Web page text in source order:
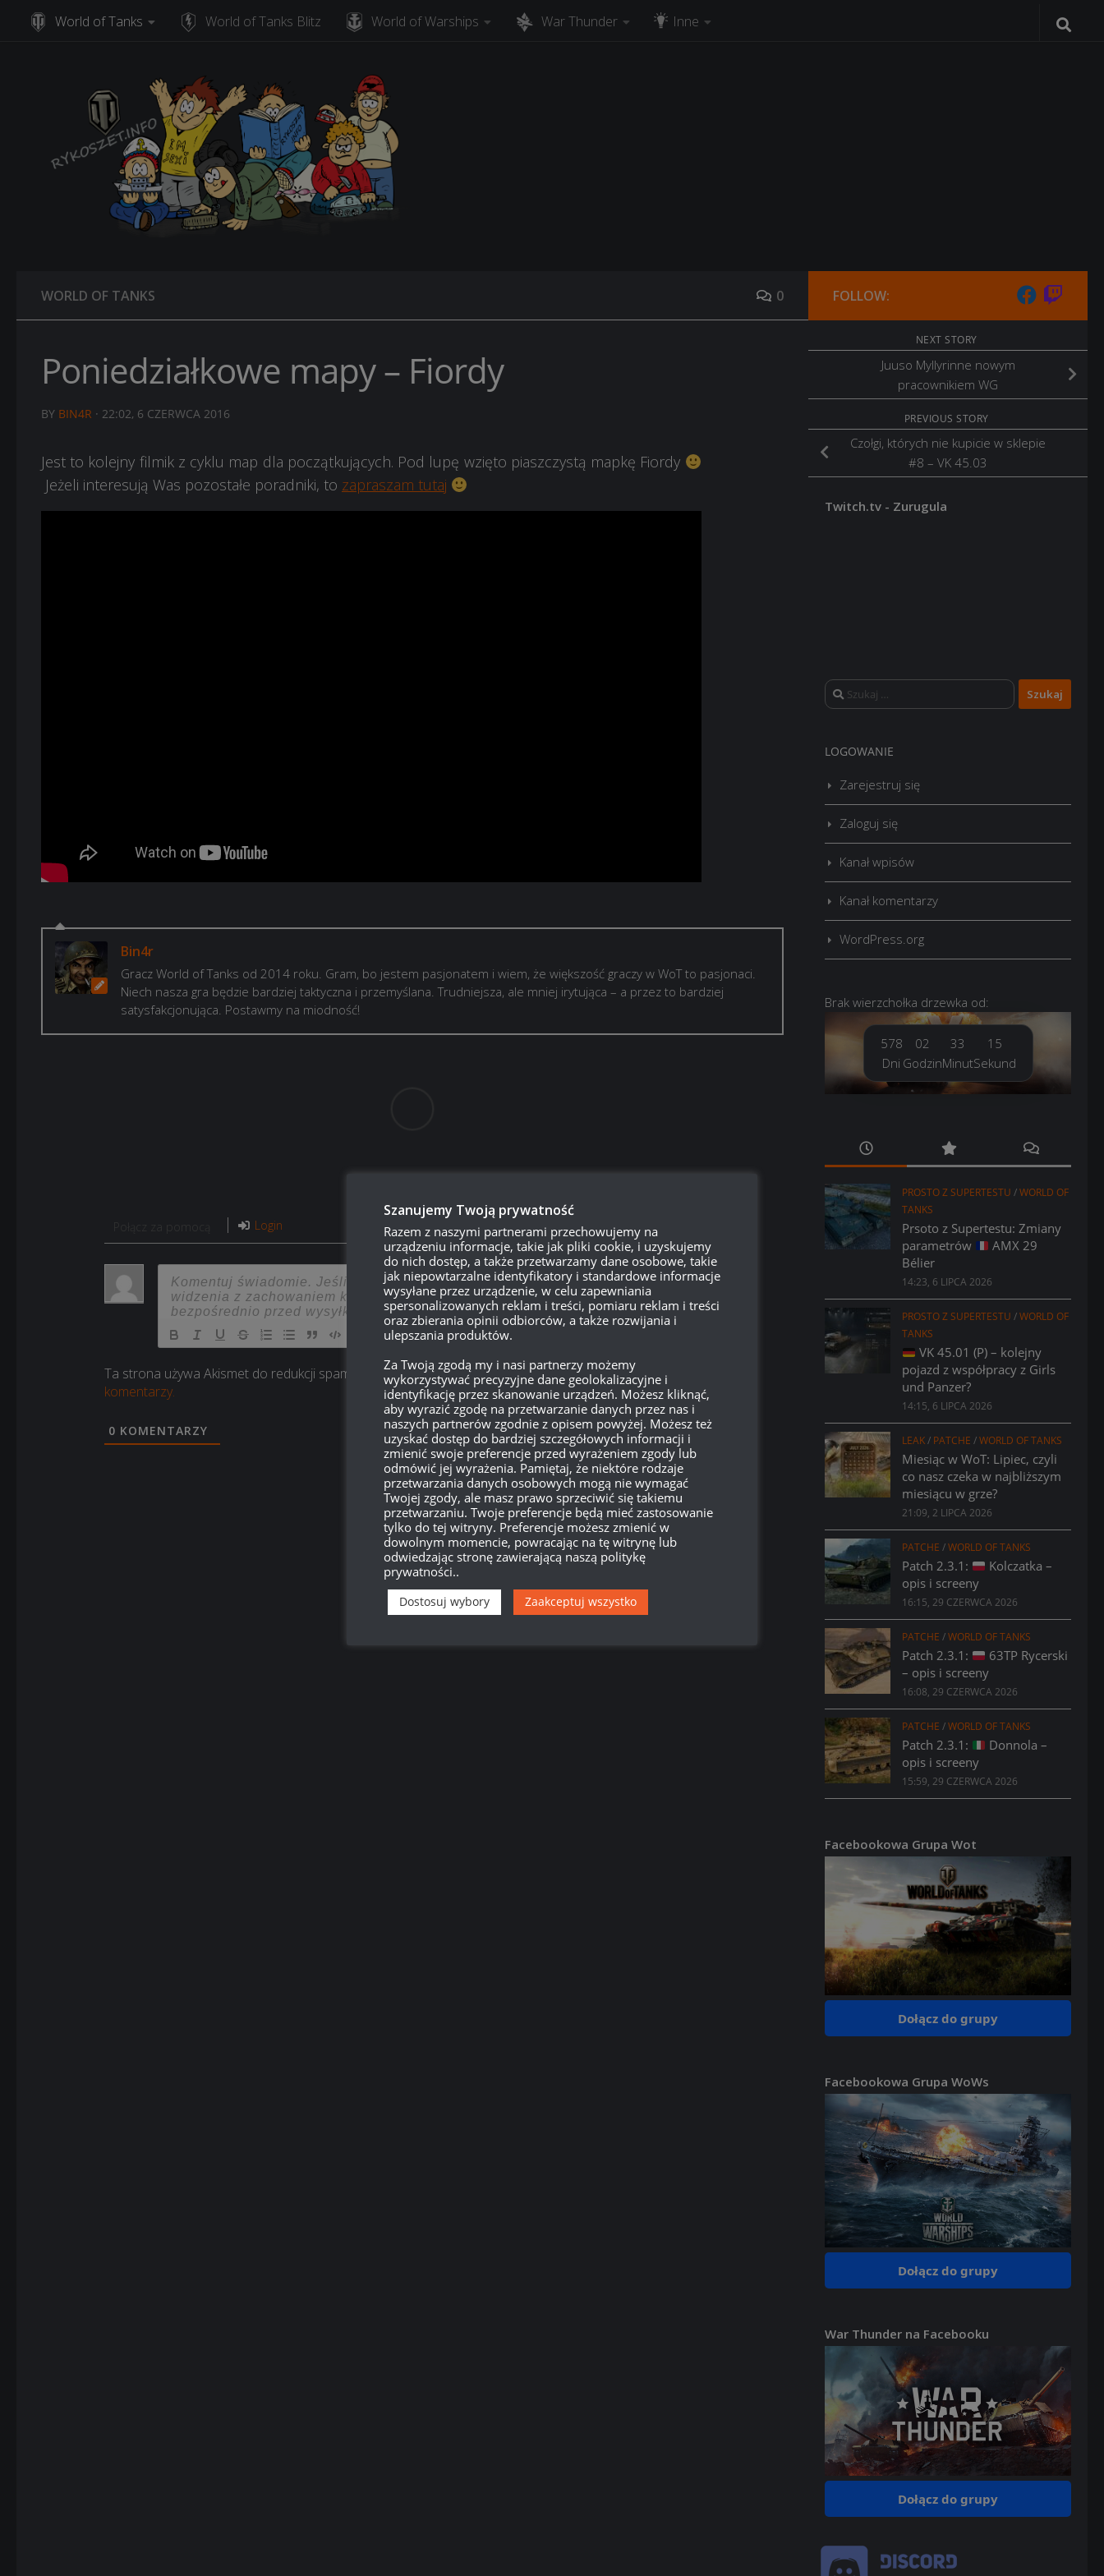
Skip to content
World of Tanks World of Tanks Blitz World of Warships War Thunder Inne
WORLD OF TANKS 0
Poniedziałkowe mapy – Fiordy
BY BIN4R · 22:02, 6 CZERWCA 2016
Jest to kolejny filmik z cyklu map dla początkujących. Pod lupę wzięto piaszczystą mapkę Fiordy
Jeżeli interesują Was pozostałe poradniki, to zapraszam tutaj
Bin4r
Gracz World of Tanks od 2014 roku. Gram, bo jestem pasjonatem i wiem, że większość graczy w WoT to pasjonaci.
Niech nasza gra będzie bardziej taktyczna i przemyślana. Trudniejsza, ale mniej irytująca – a przez to bardziej
satysfakcjonująca. Postawmy na miodność!
Login
750
{} [+]
Ta strona używa Akismet do redukcji spamu.
Dowiedz się, w jaki sposób przetwarzane są dane Twoich
komentarzy.
0 KOMENTARZY
FOLLOW:
NEXT STORY
Juuso Myllyrinne nowym
pracownikiem WG
PREVIOUS STORY
Czołgi, których nie kupicie w sklepie
#8 – VK 45.03
Twitch.tv - Zurugula
Szukaj:
LOGOWANIE
Zarejestruj się
Zaloguj się
Kanał wpisów
Kanał komentarzy
WordPress.org
Brak wierzchołka drzewka od:
578
Dni
02
Godzin
33
Minut
16
Sekund
PROSTO Z SUPERTESTU /WORLD OF
TANKS
Prsoto z Supertestu: Zmiany
parametrów
AMX 29
Bélier
14:23, 6 LIPCA 2026
PROSTO Z SUPERTESTU /WORLD OF
TANKS
VK 45.01 (P) – kolejny
pojazd z współpracy z Girls
und Panzer?
14:15, 6 LIPCA 2026
LEAK/ PATCHE /WORLD OF TANKS
Miesiąc w WoT: Lipiec, czyli
co nasz czeka w najbliższym
miesiącu w grze?
21:09, 2 LIPCA 2026
PATCHE /WORLD OF TANKS
Patch 2.3.1:
Kolczatka –
opis i screeny
16:15, 29 CZERWCA 2026
PATCHE /WORLD OF TANKS
Patch 2.3.1:
63TP Rycerski
– opis i screeny
16:08, 29 CZERWCA 2026
PATCHE /WORLD OF TANKS
Patch 2.3.1:
Donnola –
opis i screeny
15:59, 29 CZERWCA 2026
Facebookowa Grupa Wot
Dołącz do grupy
Facebookowa Grupa WoWs
Dołącz do grupy
War Thunder na Facebooku
Dołącz do grupy
Szanujemy Twoją prywatność
Razem z naszymi partnerami przechowujemy na
urządzeniu informacje, takie jak pliki cookie, i uzyskujemy
do nich dostęp, a także przetwarzamy dane osobowe, takie
jak niepowtarzalne identyfikatory i standardowe informacje
wysyłane przez urządzenie, w celu zapewniania
spersonalizowanych reklam i treści, pomiaru reklam i treści
oraz zbierania opinii odbiorców, a także rozwijania i
ulepszania produktów.
Za Twoją zgodą my i nasi partnerzy możemy
wykorzystywać precyzyjne dane geolokalizacyjne i
identyfikację przez skanowanie urządzeń. Możesz kliknąć,
aby wyrazić zgodę na przetwarzanie danych przez nas i
naszych partnerów zgodnie z opisem powyżej. Możesz też
uzyskać dostęp do bardziej szczegółowych informacji i
zmienić swoje preferencje przed wyrażeniem zgody lub
odmówić jej wyrażenia. Pamiętaj, że niektóre rodzaje
przetwarzania danych osobowych mogą nie wymagać
Twojej zgody, ale masz prawo sprzeciwić się takiemu
przetwarzaniu. Twoje preferencje będą mieć zastosowanie
tylko do tej witryny. Preferencje możesz zmienić w
dowolnym momencie, powracając na tę witrynę lub
odwiedzając stronę zawierającą naszą politykę
prywatności..
Dostosuj wybory Zaakceptuj wszystko